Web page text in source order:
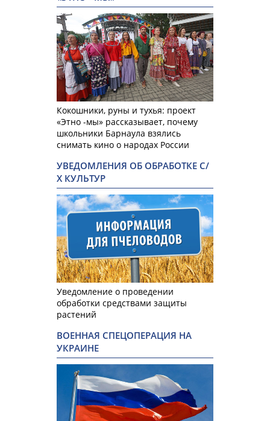
Кокошники, руны и тухья: проект
«Этно -мы» рассказывает, почему
школьники Барнаула взялись
снимать кино о народах России
УВЕДОМЛЕНИЯ ОБ ОБРАБОТКЕ С/
Х КУЛЬТУР
Уведомление о проведении
обработки средствами защиты
растений
ВОЕННАЯ СПЕЦОПЕРАЦИЯ НА
УКРАИНЕ